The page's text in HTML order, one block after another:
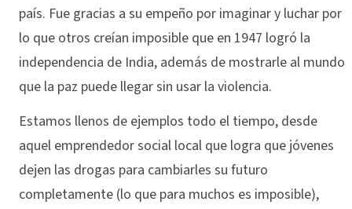
país. Fue gracias a su empeño por imaginar y luchar por
lo que otros creían imposible que en 1947 logró la
independencia de India, además de mostrarle al mundo
que la paz puede llegar sin usar la violencia.
Estamos llenos de ejemplos todo el tiempo, desde
aquel emprendedor social local que logra que jóvenes
dejen las drogas para cambiarles su futuro
completamente (lo que para muchos es imposible),